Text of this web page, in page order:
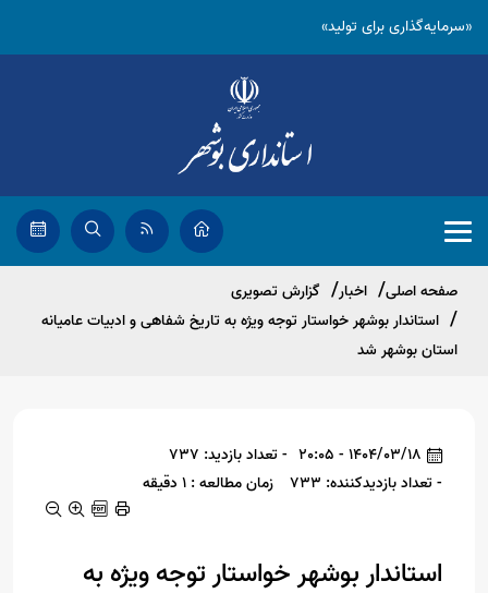
«سرمایه‌گذاری برای تولید»
صفحه اصلی اخبار
گزارش تصویری
استاندار بوشهر خواستار توجه ویژه به تاریخ شفاهی و ادبیات عامیانه
استان بوشهر شد
1404/03/18 - 20:05
- تعداد بازدید: 737
- تعداد بازدیدکننده: 733
زمان مطالعه : 1 دقیقه
استاندار بوشهر خواستار توجه ویژه به